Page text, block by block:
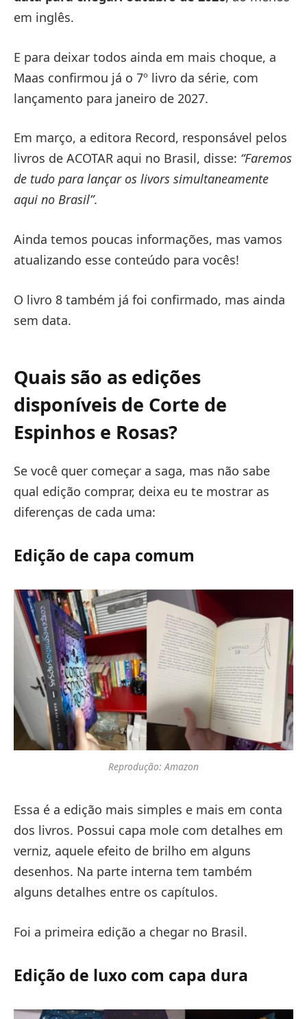
em inglês.
E para deixar todos ainda em mais choque, a
Maas confirmou já o 7º livro da série, com
lançamento para janeiro de 2027.
Em março, a editora Record, responsável pelos
livros de ACOTAR aqui no Brasil, disse: “Faremos
de tudo para lançar os livors simultaneamente
aqui no Brasil”.
Ainda temos poucas informações, mas vamos
atualizando esse conteúdo para vocês!
O livro 8 também já foi confirmado, mas ainda
sem data.
Quais são as edições
disponíveis de Corte de
Espinhos e Rosas?
Se você quer começar a saga, mas não sabe
qual edição comprar, deixa eu te mostrar as
diferenças de cada uma:
Edição de capa comum
Reprodução: Amazon
Essa é a edição mais simples e mais em conta
dos livros. Possui capa mole com detalhes em
verniz, aquele efeito de brilho em alguns
desenhos. Na parte interna tem também
alguns detalhes entre os capítulos.
Foi a primeira edição a chegar no Brasil.
Edição de luxo com capa dura